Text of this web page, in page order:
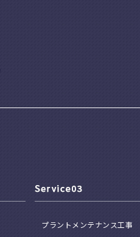
プラントメンテナンス工事